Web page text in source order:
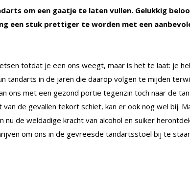
om een gaatje te laten vullen. Gelukkig
een stuk prettiger te worden met een
totdat je een ons weegt, maar is het te laat: je
tandarts in de jaren die daarop volgen te mijden
ons met een gezond portie tegenzin toch naar de
de gevallen tekort schiet, kan er ook nog wel bij.
nu de weldadige kracht van alcohol en suiker
om ons in de gevreesde tandartsstoel bij te